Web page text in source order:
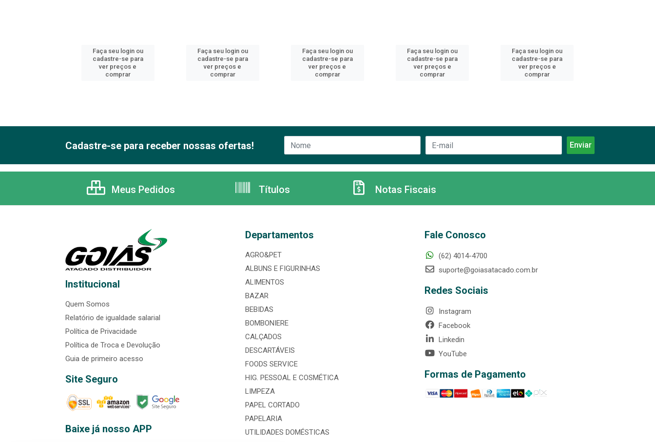
Faça seu login ou
cadastre-se para
ver preços e
comprar
Faça seu login ou
cadastre-se para
ver preços e
comprar
Faça seu login ou
cadastre-se para
ver preços e
comprar
Faça seu login ou
cadastre-se para
ver preços e
comprar
Faça seu login ou
cadastre-se para
ver preços e
comprar
Cadastre-se para receber nossas ofertas!
Meus Pedidos Títulos Notas Fiscais
Institucional
Quem Somos
Relatório de igualdade salarial
Política de Privacidade
Política de Troca e Devolução
Guia de primeiro acesso
Site Seguro
Baixe já nosso APP
Departamentos
AGRO&PET
ALBUNS E FIGURINHAS
ALIMENTOS
BAZAR
BEBIDAS
BOMBONIERE
CALÇADOS
DESCARTÁVEIS
FOODS SERVICE
HIG. PESSOAL E COSMÉTICA
LIMPEZA
PAPEL CORTADO
PAPELARIA
UTILIDADES DOMÉSTICAS
Fale Conosco
(62) 4014-4700
suporte@goiasatacado.com.br
Redes Sociais
Instagram
Facebook
Linkedin
YouTube
Formas de Pagamento